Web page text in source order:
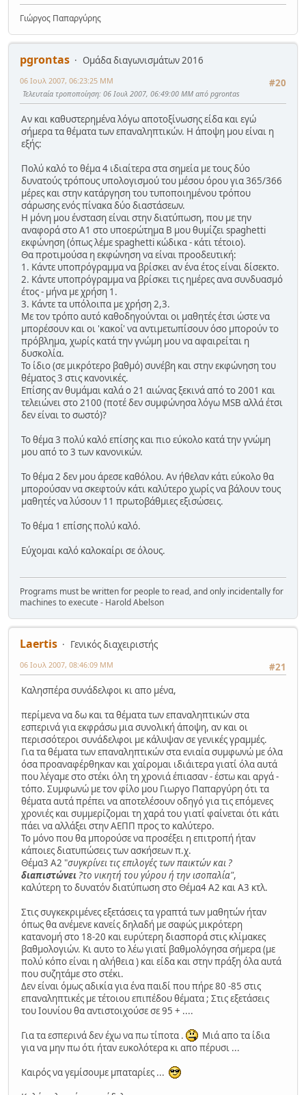
Γιώργος Παπαργύρης
pgrontas
Ομάδα διαγωνισμάτων 2016
#20
06 Ιουλ 2007, 06:23:25 ΜΜ
Τελευταία τροποποίηση: 06 Ιουλ 2007, 06:49:00 ΜΜ από pgrontas
Αν και καθυστερημένα λόγω αποτοξίνωσης είδα και εγώ
σήμερα τα θέματα των επαναληπτικών. Η άποψη μου είναι η
εξής:
Πολύ καλό το θέμα 4 ιδιαίτερα στα σημεία με τους δύο
δυνατούς τρόπους υπολογισμού του μέσου όρου για 365/366
μέρες και στην κατάργηση του τυποποιημένου τρόπου
σάρωσης ενός πίνακα δύο διαστάσεων.
Η μόνη μου ένσταση είναι στην διατύπωση, που με την
αναφορά στο Α1 στο υποερώτημα Β μου θυμίζει spaghetti
εκφώνηση (όπως λέμε spaghetti κώδικα - κάτι τέτοιο).
Θα προτιμούσα η εκφώνηση να είναι προοδευτική:
1. Κάντε υποπρόγραμμα να βρίσκει αν ένα έτος είναι δίσεκτο.
2. Κάντε υποπρόγραμμα να βρίσκει τις ημέρες ανα συνδυασμό
έτος - μήνα με χρήση 1.
3. Κάντε τα υπόλοιπα με χρήση 2,3.
Με τον τρόπο αυτό καθοδηγούνται οι μαθητές έτσι ώστε να
μπορέσουν και οι 'κακοί' να αντιμετωπίσουν όσο μπορούν το
πρόβλημα, χωρίς κατά την γνώμη μου να αφαιρείται η
δυσκολία.
Το ίδιο (σε μικρότερο βαθμό) συνέβη και στην εκφώνηση του
θέματος 3 στις κανονικές.
Επίσης αν θυμάμαι καλά ο 21 αιώνας ξεκινά από το 2001 και
τελειώνει στο 2100 (ποτέ δεν συμφώνησα λόγω MSB αλλά έτσι
δεν είναι το σωστό)?
Το θέμα 3 πολύ καλό επίσης και πιο εύκολο κατά την γνώμη
μου από το 3 των κανονικών.
Το θέμα 2 δεν μου άρεσε καθόλου. Αν ήθελαν κάτι εύκολο θα
μπορούσαν να σκεφτούν κάτι καλύτερο χωρίς να βάλουν τους
μαθητές να λύσουν 11 πρωτοβάθμιες εξισώσεις.
Το θέμα 1 επίσης πολύ καλό.
Εύχομαι καλό καλοκαίρι σε όλους.
Programs must be written for people to read, and only incidentally for
machines to execute - Harold Abelson
Laertis
Γενικός διαχειριστής
#21
06 Ιουλ 2007, 08:46:09 ΜΜ
Καλησπέρα συνάδελφοι κι απο μένα,
περίμενα να δω και τα θέματα των επαναληπτικών στα
εσπερινά για εκφράσω μια συνολική άποψη, αν και οι
περισσότεροι συνάδελφοι με κάλυψαν σε γενικές γραμμές.
Για τα θέματα των επαναληπτικών στα ενιαία συμφωνώ με όλα
όσα προαναφέρθηκαν και χαίρομαι ιδιάιτερα γιατί όλα αυτά
που λέγαμε στο στέκι όλη τη χρονιά έπιασαν - έστω και αργά -
τόπο. Συμφωνώ με τον φίλο μου Γιωργο Παπαργύρη ότι τα
θέματα αυτά πρέπει να αποτελέσουν οδηγό για τις επόμενες
χρονιές και συμμερίζομαι τη χαρά του γιατί φαίνεται ότι κάτι
πάει να αλλάξει στην ΑΕΠΠ προς το καλύτερο.
Το μόνο που θα μπορούσε να προσέξει η επιτροπή ήταν
κάποιες διατυπώσεις των ασκήσεων π.χ.
Θέμα3 Α2 "συγκρίνει τις επιλογές των παικτών και ?
διαπιστώνει ?το νικητή του γύρου ή την ισοπαλία",
καλύτερη το δυνατόν διατύπωση στο Θέμα4 Α2 και Α3 κτλ.
Στις συγκεκριμένες εξετάσεις τα γραπτά των μαθητών ήταν
όπως θα ανέμενε κανείς δηλαδή με σαφώς μικρότερη
κατανομή στο 18-20 και ευρύτερη διασπορά στις κλίμακες
βαθμολογιών. Κι αυτο το λέω γιατί βαθμολόγησα σήμερα (με
πολύ κόπο είναι η αλήθεια ) και είδα και στην πράξη όλα αυτά
που συζητάμε στο στέκι.
Δεν είναι όμως αδικία για ένα παιδί που πήρε 80 -85 στις
επαναληπτικές με τέτοιου επιπέδου θέματα ; Στις εξετάσεις
του Ιουνίου θα αντιστοιχούσε σε 95 + ....
Για τα εσπερινά δεν έχω να πω τίποτα .
Μιά απο τα ίδια
για να μην πω ότι ήταν ευκολότερα κι απο πέρυσι ...
Καιρός να γεμίσουμε μπαταρίες ...